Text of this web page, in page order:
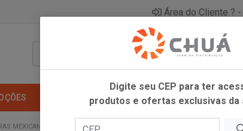
Área do Cliente ? -
MEXICANAS 24X12G DANILLA
Digite seu CEP para ter
produtos e ofertas exclusivas da